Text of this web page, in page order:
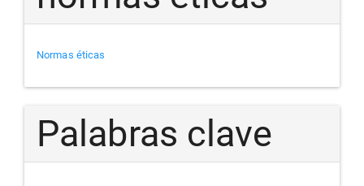
Normas éticas
Palabras clave